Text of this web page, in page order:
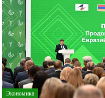
Экономика